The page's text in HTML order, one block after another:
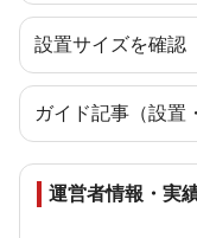
設置サイズを確認
ガイド記事（設置
運営者情報・実